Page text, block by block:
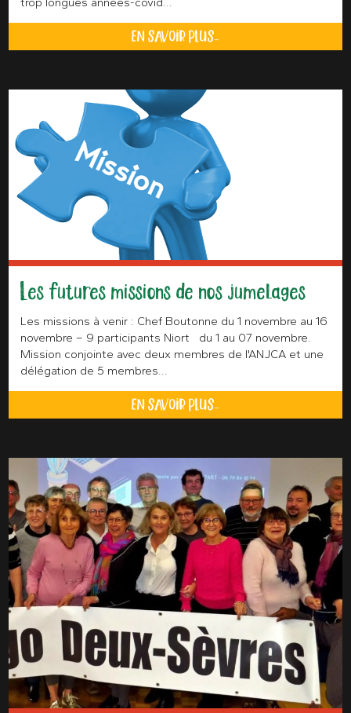
EN SAVOIR PLUS...
Les futures missions de nos jumelages
Les missions à venir : Chef Boutonne du 1 novembre au 16
novembre – 9 participants Niort du 1 au 07 novembre.
Mission conjointe avec deux membres de l'ANJCA et une
délégation de 5 membres...
EN SAVOIR PLUS...